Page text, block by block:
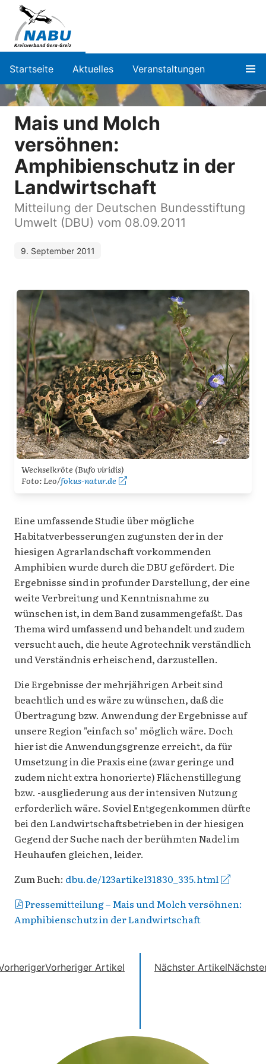
Startseite Aktuelles Veranstaltungen
Mais und Molch
versöhnen:
Amphibienschutz in der
Landwirtschaft
Mitteilung der Deutschen Bundesstiftung
Umwelt (DBU) vom 08.09.2011
9. September 2011
Wechselkröte (Bufo viridis)
Foto: Leo/fokus-natur.de
Eine umfassende Studie über mögliche
Habitatverbesserungen zugunsten der in der
hiesigen Agrarlandschaft vorkommenden
Amphibien wurde durch die DBU gefördert. Die
Ergebnisse sind in profunder Darstellung, der eine
weite Verbreitung und Kenntnisnahme zu
wünschen ist, in dem Band zusammengefaßt. Das
Thema wird umfassend und behandelt und zudem
versucht auch, die heute Agrotechnik verständlich
und Verständnis erheischend, darzustellen.
Die Ergebnisse der mehrjährigen Arbeit sind
beachtlich und es wäre zu wünschen, daß die
Übertragung bzw. Anwendung der Ergebnisse auf
unsere Region "einfach so" möglich wäre. Doch
hier ist die Anwendungsgrenze erreicht, da für
Umsetzung in die Praxis eine (zwar geringe und
zudem nicht extra honorierte) Flächenstillegung
bzw. -ausgliederung aus der intensiven Nutzung
erforderlich wäre. Soviel Entgegenkommen dürfte
bei den Landwirtschaftsbetrieben in der hiesigen
Gegend der Suche nach der berühmten Nadel im
Heuhaufen gleichen, leider.
Zum Buch: dbu.de/123artikel31830_335.html
Pressemitteilung – Mais und Molch versöhnen:
Amphibienschutz in der Landwirtschaft
Vorheriger Artikel Nächster Artikel